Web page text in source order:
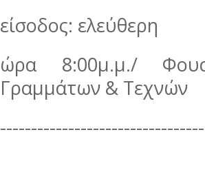
είσοδος: ελεύθερη
ώρα 8:00μ.μ./
Γραμμάτων & Τεχνών